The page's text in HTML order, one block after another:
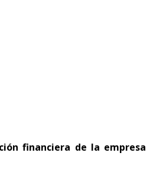
financiera de la empresa